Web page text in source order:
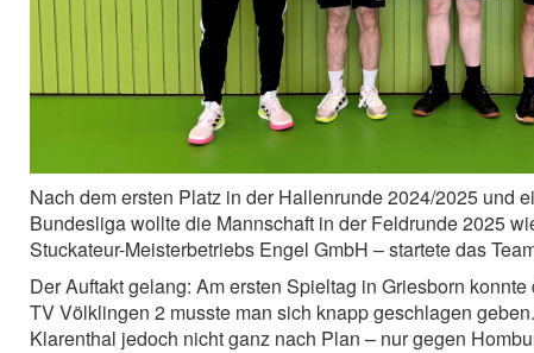
Nach dem ersten Platz in der Hallenrunde 2024/2025 und
Bundesliga wollte die Mannschaft in der Feldrunde 2025
Stuckateur-Meisterbetriebs Engel GmbH – startete das
Der Auftakt gelang: Am ersten Spieltag in Griesborn
TV Völklingen 2 musste man sich knapp geschlagen
Klarenthal jedoch nicht ganz nach Plan – nur gegen